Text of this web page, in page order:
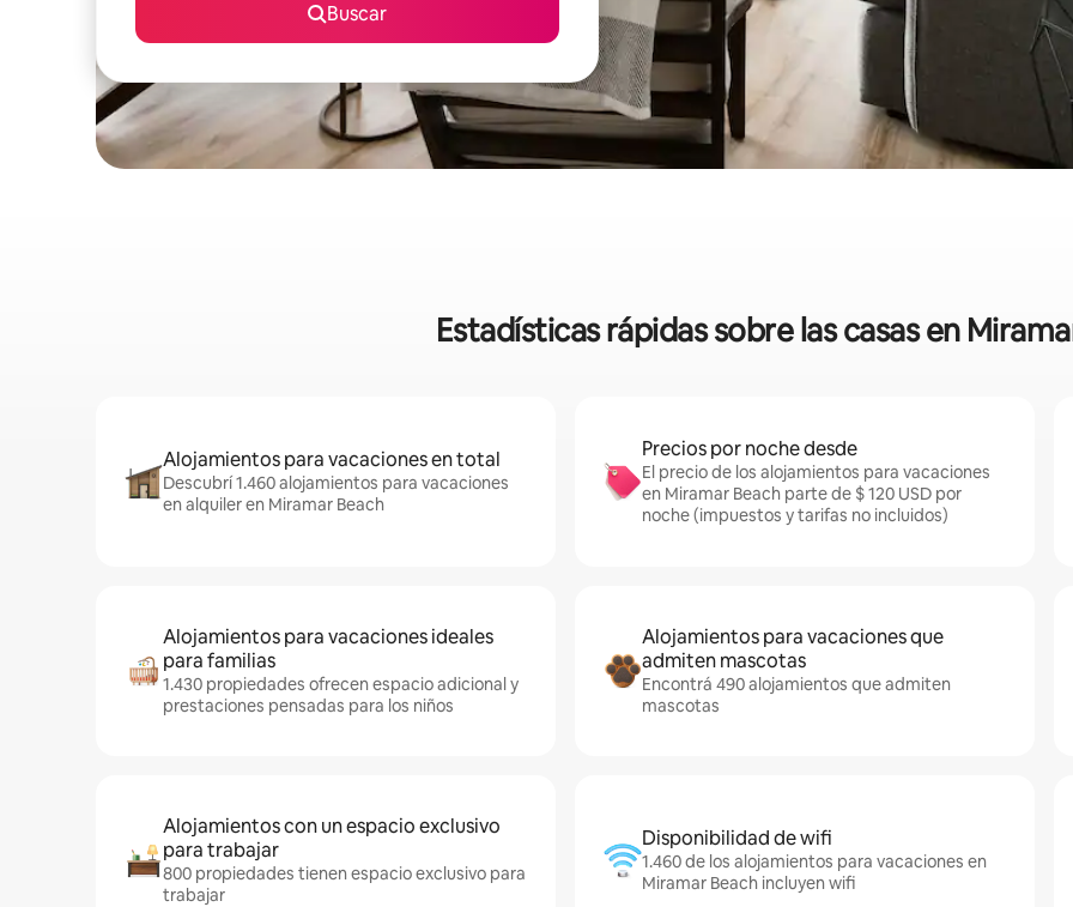
Buscar
Estadísticas rápidas sobre las casas en
Alojamientos para vacaciones en total
Descubrí 1.460 alojamientos para vacaciones
en alquiler en Miramar Beach
Precios por noche desde
El precio de los alojamientos para vacaciones
en Miramar Beach parte de $ 120 USD por
noche (impuestos y tarifas no incluidos)
Alojamientos para vacaciones ideales
para familias
1.430 propiedades ofrecen espacio adicional y
prestaciones pensadas para los niños
Alojamientos para vacaciones que
admiten mascotas
Encontrá 490 alojamientos que admiten
mascotas
Alojamientos con un espacio exclusivo
para trabajar
800 propiedades tienen espacio exclusivo para
trabajar
Disponibilidad de wifi
1.460 de los alojamientos para vacaciones en
Miramar Beach incluyen wifi